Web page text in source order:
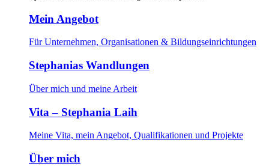
Mein Angebot
Für Unternehmen, Organisationen & Bildungseinrichtungen
Stephanias Wandlungen
Über mich und meine Arbeit
Vita – Stephania Laih
Meine Vita, mein Angebot, Qualifikationen und Projekte
Über mich